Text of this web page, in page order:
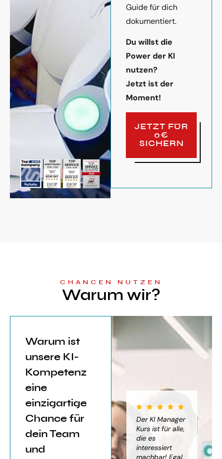
Guide für dich
dokumentiert.
Du willst die
Power der KI
nutzen?
Jetzt ist der
Moment!
JETZT FÜR
0€
SICHERN
CHANCEN NUTZEN
Warum wir?
Warum ist
unsere KI-
Kompetenz
eine
einzigartige
Chance für
dein Team
und
von
Der KI Manager
mich sehr
Der KI Manager
Kurs ist für alle,
die es
interessiert
machbar! Egal